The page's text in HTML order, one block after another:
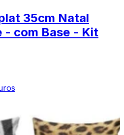
35cm Natal
- com Base - Kit